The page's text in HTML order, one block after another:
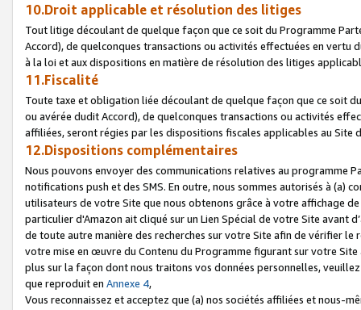
10.Droit applicable et résolution des litiges
Tout litige découlant de quelque façon que ce soit du Programme
Accord), de quelconques transactions ou activités effectuées en vertu
à la loi et aux dispositions en matière de résolution des litiges
11.Fiscalité
Toute taxe et obligation liée découlant de quelque façon que ce soit
ou avérée dudit Accord), de quelconques transactions ou activités
affiliées, seront régies par les dispositions fiscales applicables au Site
12.Dispositions complémentaires
Nous pouvons envoyer des communications relatives au programme
notifications push et des SMS. En outre, nous sommes autorisés à
utilisateurs de votre Site que nous obtenons grâce à votre affichage
particulier d'Amazon ait cliqué sur un Lien Spécial de votre Site avant
de toute autre manière des recherches sur votre Site afin de vérifier
votre mise en œuvre du Contenu du Programme figurant sur votre
plus sur la façon dont nous traitons vos données personnelles,
que reproduit en Annexe 4,
Vous reconnaissez et acceptez que (a) nos sociétés affiliées et nous-